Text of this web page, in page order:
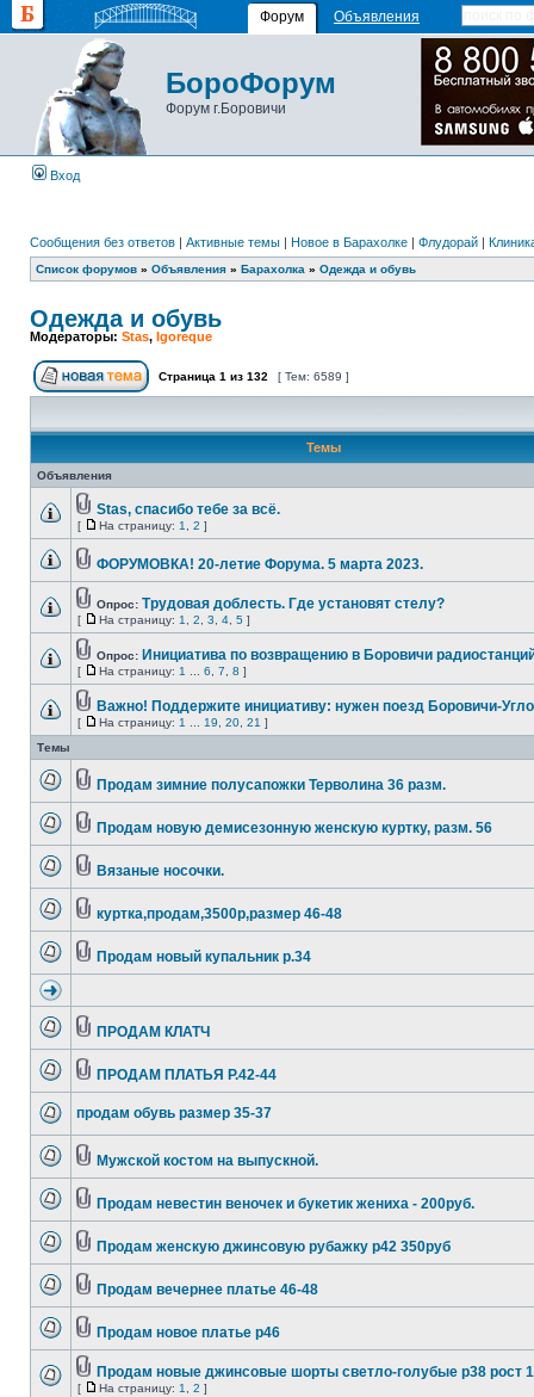
Форум Объявления
БороФорум
Форум г.Боровичи
Вход
Сообщения без ответов | Активные темы | Новое в Барахолке | Флудорай |
Список форумов » Объявления » Барахолка » Одежда и обувь
Одежда и обувь
Модераторы: Stas, Igoreque
Страница 1 из 132 [ Тем: 6589 ]
Темы
Объявления
Stas, спасибо тебе за всё.
[ На страницу: 1 2 ]
ФОРУМОВКА! 20-летие Форума. 5 марта 2023.
Опрос: Трудовая доблесть. Где установят стелу?
[ На страницу: 1 2 3 4 5 ]
Опрос: Инициатива по возвращению в Боровичи
[ На страницу: 1 6 7 8 ]
Важно! Поддержите инициативу: нужен поезд Боровичи-
[ На страницу: 1 19 20 21 ]
Темы
Продам зимние полусапожки Терволина 36 разм.
Продам новую демисезонную женскую куртку, разм. 56
Вязаные носочки.
куртка,продам,3500р,размер 46-48
Продам новый купальник р.34
ПРОДАМ КЛАТЧ
ПРОДАМ ПЛАТЬЯ Р.42-44
продам обувь размер 35-37
Мужской костом на выпускной.
Продам невестин веночек и букетик жениха - 200руб.
Продам женскую джинсовую рубажку р42 350руб
Продам вечернее платье 46-48
Продам новое платье р46
Продам новые джинсовые шорты светло-голубые р38 рост
[ На страницу: 1 2 ]